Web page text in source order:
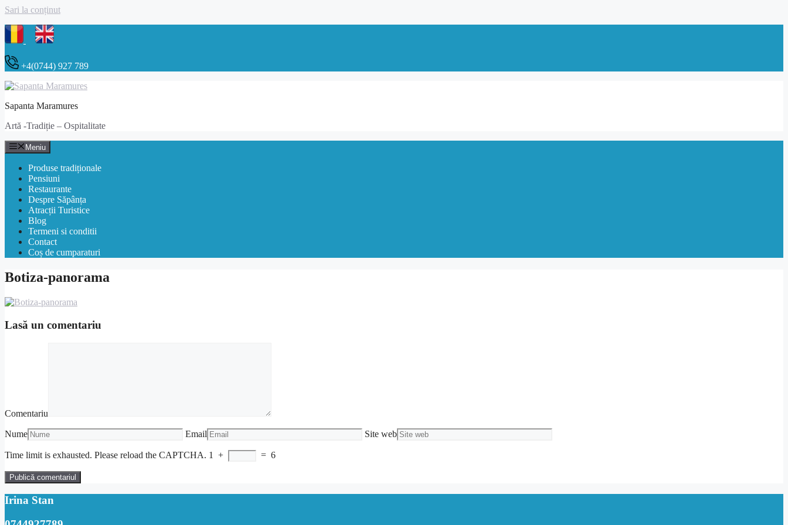
Sari la conținut
+4(0744) 927 789
Sapanta Maramures
Artă -Tradiție – Ospitalitate
Meniu
Produse tradiționale
Pensiuni
Restaurante
Despre Săpânța
Atracții Turistice
Blog
Termeni si conditii
Contact
Coș de cumparaturi
Botiza-panorama
Lasă un comentariu
Comentariu
Nume Email Site web
Time limit is exhausted. Please reload the CAPTCHA. 1 + = 6
Irina Stan